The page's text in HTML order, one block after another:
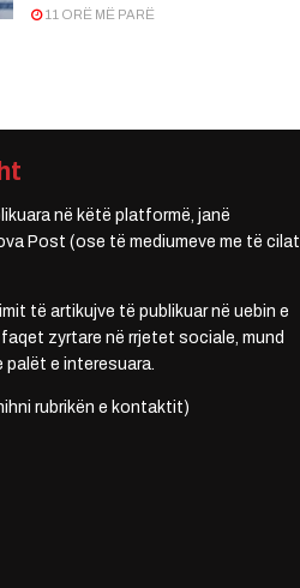
11 ORË MË PARË
në këtë platformë, janë
Post (ose të mediumeve me të cilat
të artikujve të publikuar në uebin e
zyrtare në rrjetet sociale, mund
palët e interesuara.
rubrikën e kontaktit)